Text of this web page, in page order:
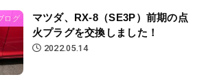
ログ
マツダ、RX-8（SE3P）前期の点
火プラグを交換しました！
2022.05.14